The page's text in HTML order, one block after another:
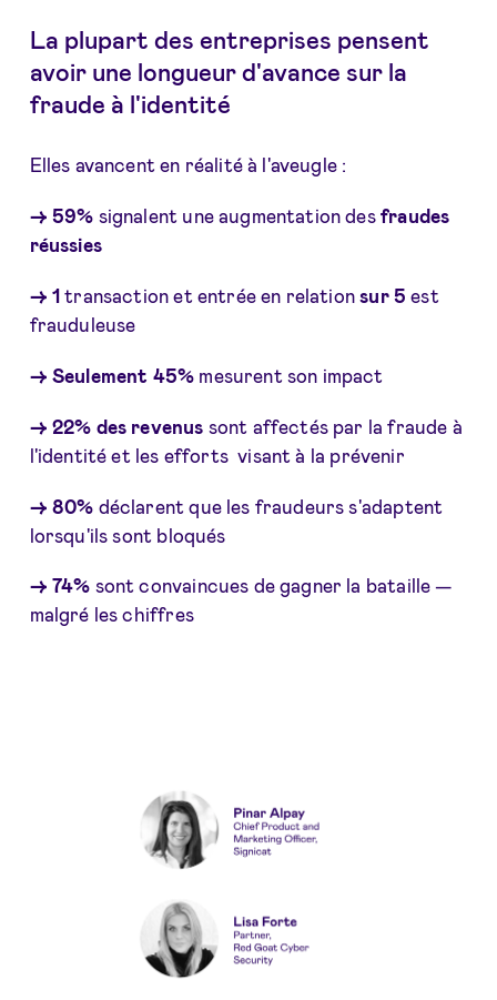
La plupart des entreprises pensent
avoir une longueur d'avance sur la
fraude à l'identité
Elles avancent en réalité à l'aveugle :
→ 59% signalent une augmentation desfraudes
réussies
→ 1transaction et entrée en relation sur 5est
frauduleuse
→ Seulement 45% mesurent son impact
→ 22% des revenus sont affectés par la fraude à
l'identité et les efforts visant à la prévenir
→ 80% déclarent que les fraudeurs s'adaptent
lorsqu'ils sont bloqués
→ 74% sont convaincues de gagner la bataille —
malgré les chiffres